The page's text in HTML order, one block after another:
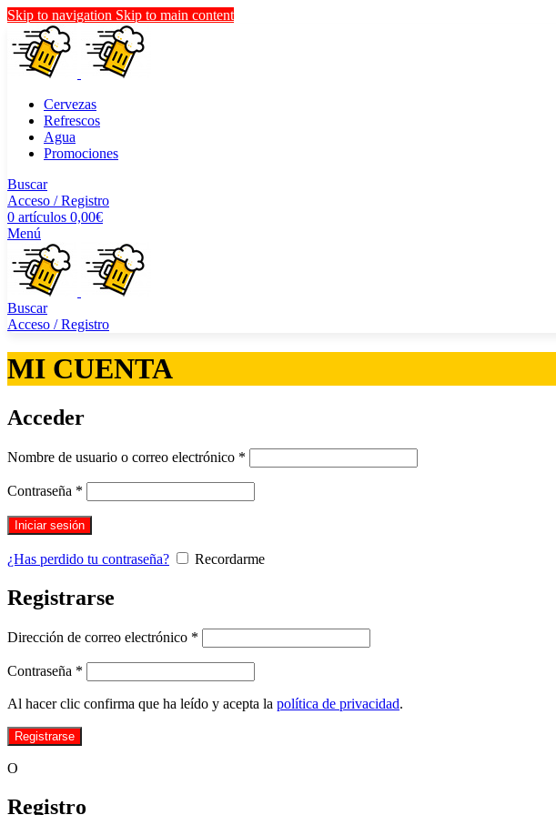
Skip to navigation Skip to main content
Cervezas
Refrescos
Agua
Promociones
Buscar
Acceso / Registro
0 artículos 0,00€
Menú
Buscar
Acceso / Registro
MI CUENTA
Acceder
Nombre de usuario o correo electrónico *
Contraseña *
Iniciar sesión
¿Has perdido tu contraseña? Recordarme
Registrarse
Dirección de correo electrónico *
Contraseña *
Al hacer clic confirma que ha leído y acepta la política de privacidad.
Registrarse
O
Registro